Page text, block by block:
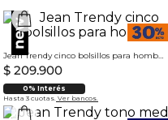
Jean Trendy cinco bolsillos para hombre
$ 209.900
0% Interés
Hasta 3 cuotas. Ver bancos.